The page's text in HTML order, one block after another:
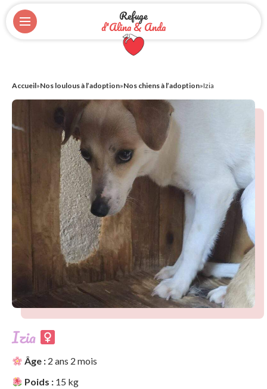
Refuge
d'Alina & Anda
Accueil»Nos loulous à l’adoption»Nos chiens à l’adoption»Izia
Izia
Âge : 2 ans 2 mois
Poids : 15 kg